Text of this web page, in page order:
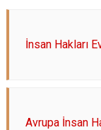
İnsan Hakları
Avrupa İnsan